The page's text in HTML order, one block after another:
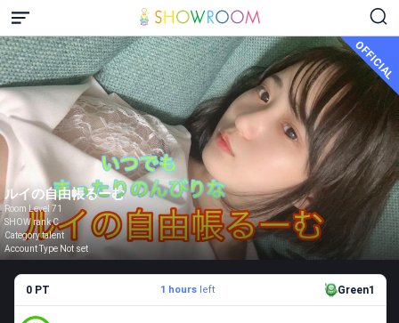
OFFICIAL
ルイの自由帳るーむ
Room Level 71
SHOW rank C
Category talent
Account Type Not set
0 PT 1 hoursleft Green1